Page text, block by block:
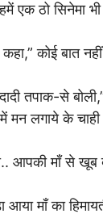
एक ठो सिनेमा
कोई बात
दादी तपाक-से
मन लगाये के
आपकी माँ से
माँ का